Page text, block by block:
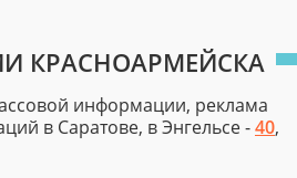
КРАСНОАРМЕЙСКА
информации, реклама
в Саратове, в Энгельсе -40,